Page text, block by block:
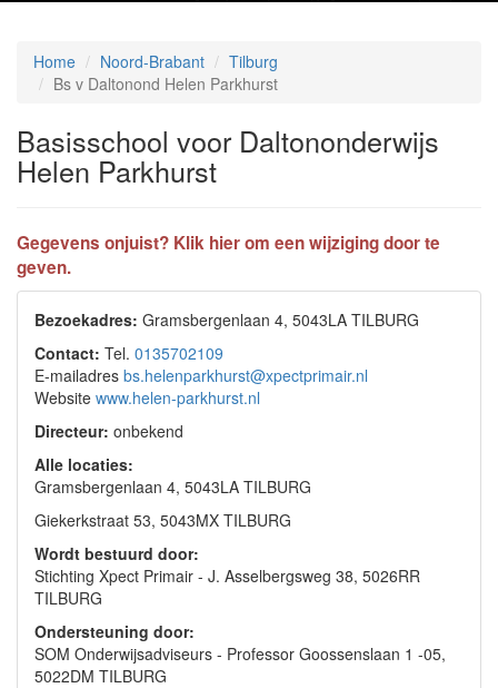
Home Noord-Brabant
Tilburg
Bs v Daltonond Helen Parkhurst
Basisschool voor Daltononderwijs
Helen Parkhurst
Gegevens onjuist? Klik hier om een wijziging door te
geven.
Bezoekadres: Gramsbergenlaan 4, 5043LA TILBURG
Contact: Tel. 0135702109
E-mailadres bs.helenparkhurst@xpectprimair.nl
Website www.helen-parkhurst.nl
Directeur: onbekend
Alle locaties:
Gramsbergenlaan 4, 5043LA TILBURG
Giekerkstraat 53, 5043MX TILBURG
Wordt bestuurd door:
Stichting Xpect Primair - J. Asselbergsweg 38, 5026RR
TILBURG
Ondersteuning door:
SOM Onderwijsadviseurs - Professor Goossenslaan 1 -05,
5022DM TILBURG